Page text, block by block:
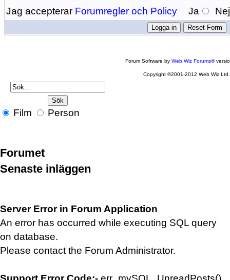
Jag accepterar Forumregler och Policy Ja Nej
Forum Software byWeb Wiz Forums®
Copyright ©2001-2012 Web Wiz Ltd.
Film Person
Forumet
Senaste inläggen
Server Error in Forum Application
An error has occurred while executing SQL query
on database.
Please contact the Forum Administrator.